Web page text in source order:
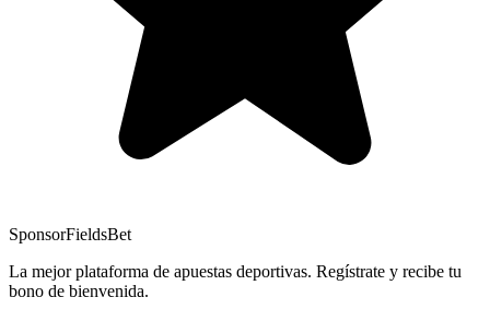
SponsorFieldsBet
La mejor plataforma de apuestas deportivas. Regístrate y recibe tu
bono de bienvenida.